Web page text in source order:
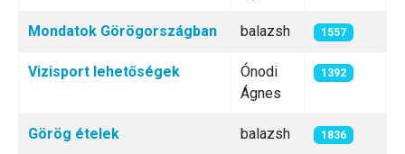
Mondatok Görögországban balazsh 1557
Vizisport lehetőségek
Ónodi
Ágnes
1392
Görög ételek balazsh 1836